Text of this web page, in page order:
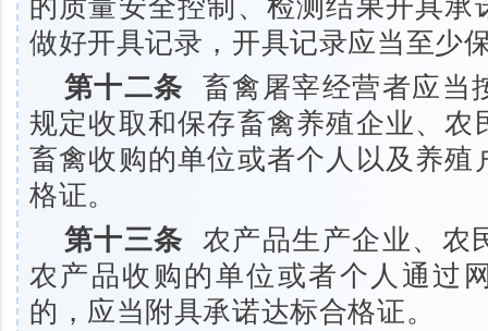
做好开具记录，开具记录应当至少
第十二条 畜禽屠宰经营者应当
规定收取和保存畜禽养殖企业、农
畜禽收购的单位或者个人以及养殖
格证。
第十三条 农产品生产企业、农
农产品收购的单位或者个人通过
的，应当附具承诺达标合格证。